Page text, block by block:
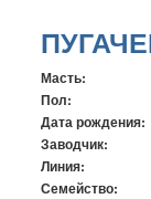
Масть:
Пол:
Дата рождения:
Заводчик:
Линия:
Семейство: